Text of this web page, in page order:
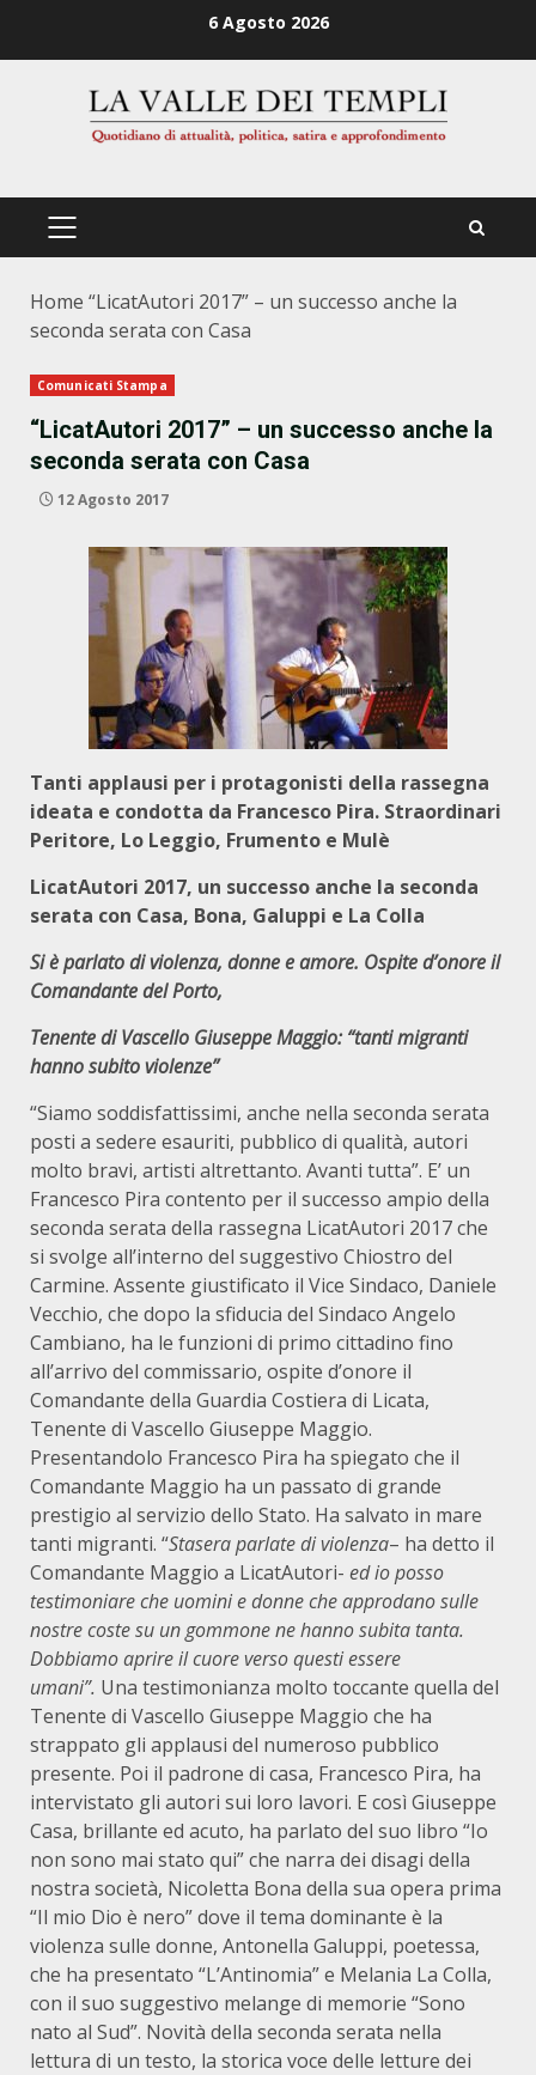
6 Agosto 2026
PRIMÄRES
Home “LicatAutori 2017” – un successo anche la
seconda serata con Casa
Comunicati Stampa
“LicatAutori 2017” – un successo anche la
seconda serata con Casa
12 Agosto 2017
Tanti applausi per i protagonisti della rassegna
ideata e condotta da Francesco Pira. Straordinari
Peritore, Lo Leggio, Frumento e Mulè
LicatAutori 2017, un successo anche la seconda
serata con Casa, Bona, Galuppi e La Colla
Si è parlato di violenza, donne e amore. Ospite d’onore il
Comandante del Porto,
Tenente di Vascello Giuseppe Maggio: “tanti migranti
hanno subito violenze”
“Siamo soddisfattissimi, anche nella seconda serata
posti a sedere esauriti, pubblico di qualità, autori
molto bravi, artisti altrettanto. Avanti tutta”. E’ un
Francesco Pira contento per il successo ampio della
seconda serata della rassegna LicatAutori 2017 che
si svolge all’interno del suggestivo Chiostro del
Carmine. Assente giustificato il Vice Sindaco, Daniele
Vecchio, che dopo la sfiducia del Sindaco Angelo
Cambiano, ha le funzioni di primo cittadino fino
all’arrivo del commissario, ospite d’onore il
Comandante della Guardia Costiera di Licata,
Tenente di Vascello Giuseppe Maggio.
Presentandolo Francesco Pira ha spiegato che il
Comandante Maggio ha un passato di grande
prestigio al servizio dello Stato. Ha salvato in mare
tanti migranti. “Stasera parlate di violenza– ha detto il
Comandante Maggio a LicatAutori- ed io posso
testimoniare che uomini e donne che approdano sulle
nostre coste su un gommone ne hanno subita tanta.
Dobbiamo aprire il cuore verso questi essere
umani”. Una testimonianza molto toccante quella del
Tenente di Vascello Giuseppe Maggio che ha
strappato gli applausi del numeroso pubblico
presente. Poi il padrone di casa, Francesco Pira, ha
intervistato gli autori sui loro lavori. E così Giuseppe
Casa, brillante ed acuto, ha parlato del suo libro “Io
non sono mai stato qui” che narra dei disagi della
nostra società, Nicoletta Bona della sua opera prima
“Il mio Dio è nero” dove il tema dominante è la
violenza sulle donne, Antonella Galuppi, poetessa,
che ha presentato “L’Antinomia” e Melania La Colla,
con il suo suggestivo melange di memorie “Sono
nato al Sud”. Novità della seconda serata nella
lettura di un testo, la storica voce delle letture dei